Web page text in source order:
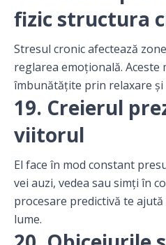
fizic structura
Stresul cronic afectează
reglarea emoțională. Aceste
îmbunătățite prin relaxare și
19. Creierul
viitorul
El face în mod constant
vei auzi, vedea sau simți în
procesare predictivă te
lume.